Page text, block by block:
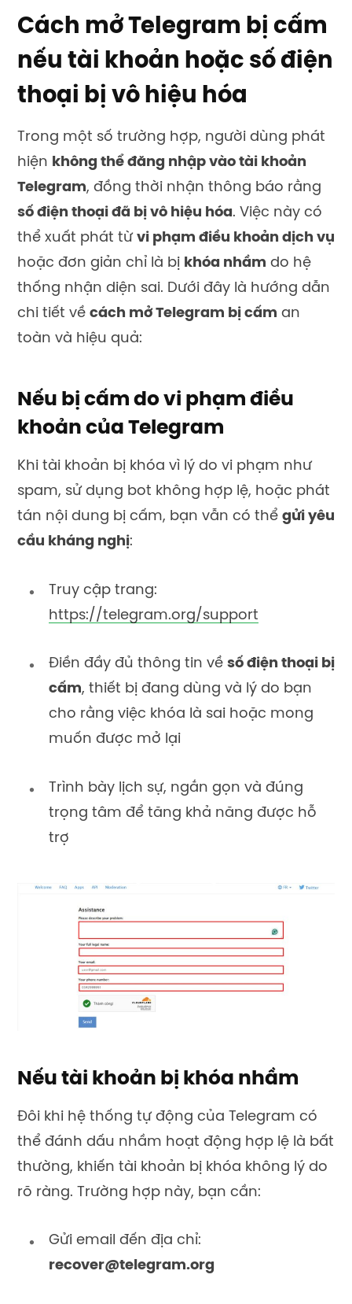
Cách mở Telegram bị cấm
nếu tài khoản hoặc số điện
thoại bị vô hiệu hóa
Trong một số trường hợp, người dùng phát
hiện không thể đăng nhập vào tài khoản
Telegram, đồng thời nhận thông báo rằng
số điện thoại đã bị vô hiệu hóa. Việc này có
thể xuất phát từ vi phạm điều khoản dịch vụ
hoặc đơn giản chỉ là bị khóa nhầm do hệ
thống nhận diện sai. Dưới đây là hướng dẫn
chi tiết về cách mở Telegram bị cấm an
toàn và hiệu quả:
Nếu bị cấm do vi phạm điều
khoản của Telegram
Khi tài khoản bị khóa vì lý do vi phạm như
spam, sử dụng bot không hợp lệ, hoặc phát
tán nội dung bị cấm, bạn vẫn có thể gửi yêu
cầu kháng nghị:
Truy cập trang:
https://telegram.org/support
Điền đầy đủ thông tin về số điện thoại bị
cấm, thiết bị đang dùng và lý do bạn
cho rằng việc khóa là sai hoặc mong
muốn được mở lại
Trình bày lịch sự, ngắn gọn và đúng
trọng tâm để tăng khả năng được hỗ
trợ
Nếu tài khoản bị khóa nhầm
Đôi khi hệ thống tự động của Telegram có
thể đánh dấu nhầm hoạt động hợp lệ là bất
thường, khiến tài khoản bị khóa không lý do
rõ ràng. Trường hợp này, bạn cần:
Gửi email đến địa chỉ:
recover@telegram.org